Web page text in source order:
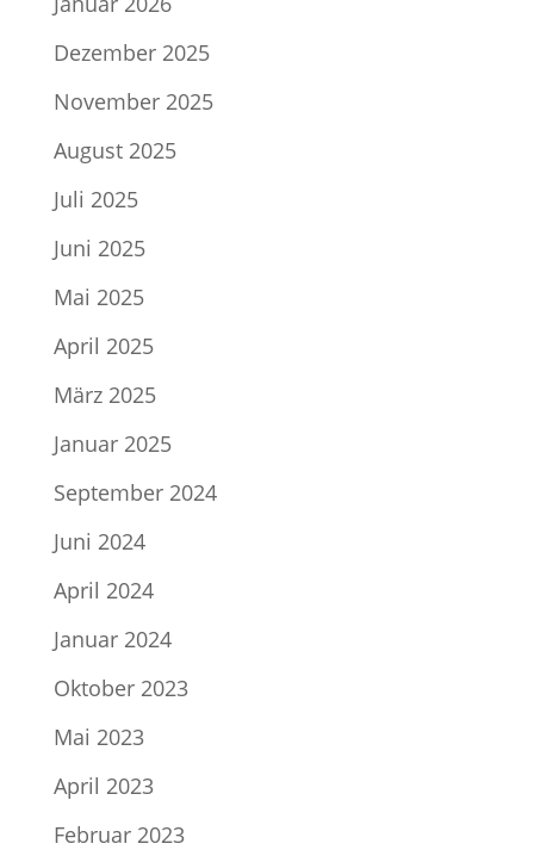
Dezember 2025
November 2025
August 2025
Juli 2025
Juni 2025
Mai 2025
April 2025
März 2025
Januar 2025
September 2024
Juni 2024
April 2024
Januar 2024
Oktober 2023
Mai 2023
April 2023
Februar 2023